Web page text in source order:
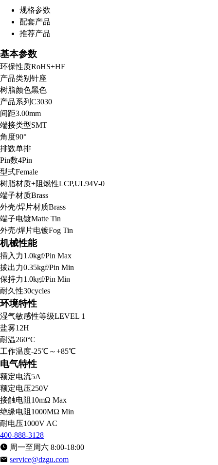
规格参数
配套产品
推荐产品
基本参数
环保性质RoHS+HF
产品类别 针座
树脂颜色黑色
产品系列 C3030
间距3.00mm
端接类型SMT
角度90°
排数单排
Pin数4Pin
型式Female
树脂材质+阻燃性LCP,UL94V-0
端子材质Brass
外壳/焊片材质Brass
端子电镀Matte Tin
外壳/焊片电镀Fog Tin
机械性能
插入力1.0kgf/Pin Max
拔出力0.35kgf/Pin Min
保持力1.0kgf/Pin Min
耐久性30cycles
环境特性
湿气敏感性等级LEVEL 1
盐雾12H
耐温260°C
工作温度-25℃～+85℃
电气特性
额定电流5A
额定电压250V
接触电阻 10mΩ Max
绝缘电阻 1000MΩ Min
耐电压1000V AC
400-888-3128
周一至周六 8:00-18:00
service@dzgu.com